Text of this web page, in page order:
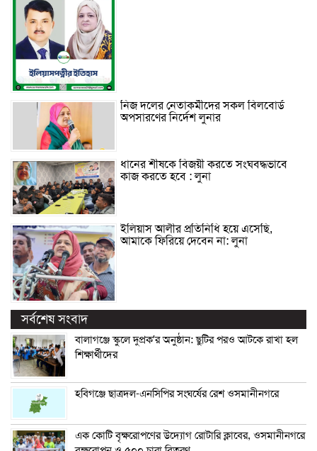
নিজ দলের নেতাকর্মীদের সকল বিলবোর্ড
অপসারণের নির্দেশ লুনার
ধানের শীষকে বিজয়ী করতে সংঘবদ্ধভাবে
কাজ করতে হবে : লুনা
ইলিয়াস আলীর প্রতিনিধি হয়ে এসেছি,
আমাকে ফিরিয়ে দেবেন না: লুনা
সর্বশেষ সংবাদ
বালাগঞ্জে স্কুলে দুপ্রক’র অনুষ্ঠান: ছুটির পরও আটকে রাখা হল
শিক্ষার্থীদের
হবিগঞ্জে ছাত্রদল-এনসিপির সংঘর্ষের রেশ ওসমানীনগরে
এক কোটি বৃক্ষরোপণের উদ্যোগ রোটারি ক্লাবের, ওসমানীনগরে